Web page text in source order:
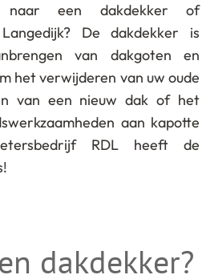
een dakdekker of
De dakdekker is
van dakgoten en
het verwijderen van uw oude
van een nieuw dak of het
aan kapotte
RDL heeft de
dakdekker?